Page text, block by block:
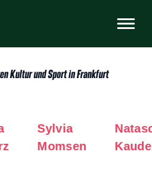
Kultur und Sport in Frankfurt
Sylvia
Momsen